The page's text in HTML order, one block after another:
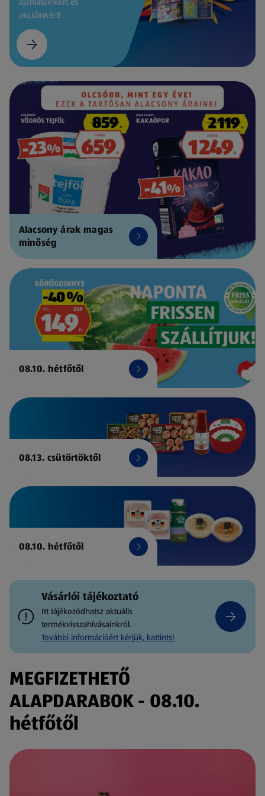
akcióinkért!
Alacsony árak magas
minőség
08.10. hétfőtől
08.13. csütörtöktől
08.10. hétfőtől
Vásárlói tájékoztató
Itt tájékozódhatsz aktuális
termékvisszahívásainkról.
További információért kérjük, kattints!
MEGFIZETHETŐ
ALAPDARABOK - 08.10.
hétfőtől